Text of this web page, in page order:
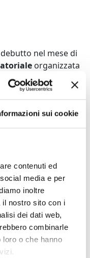
sui cookie
contenuti ed
media e per
inoltre
il nostro sito con i
dei dati web,
combinarle
o che hanno
nel mese di
organizzata
Teatro Amatori di
delComune di
di
Teatro
condita in salsa
da suspense
estive, la